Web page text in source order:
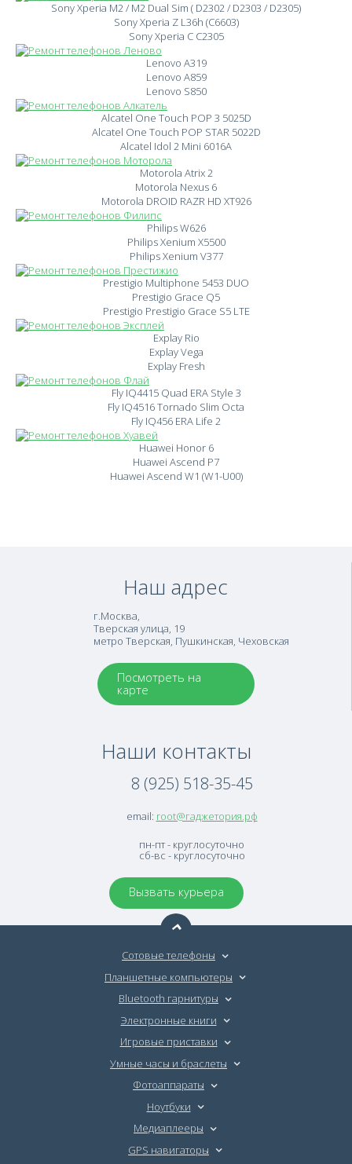
Sony Xperia M2 / M2 Dual Sim ( D2302 / D2303 / D2305)
Sony Xperia Z L36h (C6603)
Sony Xperia C C2305
Lenovo A319
Lenovo A859
Lenovo S850
Alcatel One Touch POP 3 5025D
Alcatel One Touch POP STAR 5022D
Alcatel Idol 2 Mini 6016A
Motorola Atrix 2
Motorola Nexus 6
Motorola DROID RAZR HD XT926
Philips W626
Philips Xenium X5500
Philips Xenium V377
Prestigio Multiphone 5453 DUO
Prestigio Grace Q5
Prestigio Prestigio Grace S5 LTE
Explay Rio
Explay Vega
Explay Fresh
Fly IQ4415 Quad ERA Style 3
Fly IQ4516 Tornado Slim Octa
Fly IQ456 ERA Life 2
Huawei Honor 6
Huawei Ascend P7
Huawei Ascend W1 (W1-U00)
Наш адрес
г.Москва,
Тверская улица, 19
метро Тверская, Пушкинская, Чеховская
Посмотреть на
карте
Наши контакты
8 (925) 518-35-45
email: root@гаджетория.рф
пн-пт - круглосуточно
сб-вс - круглосуточно
Вызвать курьера
Сотовые телефоны
Планшетные компьютеры
Bluetooth гарнитуры
Электронные книги
Игровые приставки
Умные часы и браслеты
Фотоаппараты
Ноутбуки
Медиаплееры
GPS навигаторы